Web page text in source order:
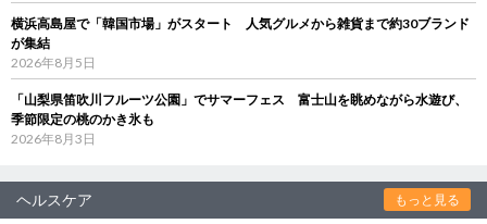
横浜高島屋で「韓国市場」がスタート 人気グルメから雑貨まで約30ブランド
が集結
2026年8月5日
「山梨県笛吹川フルーツ公園」でサマーフェス 富士山を眺めながら水遊び、
季節限定の桃のかき氷も
2026年8月3日
ヘルスケア もっと見る